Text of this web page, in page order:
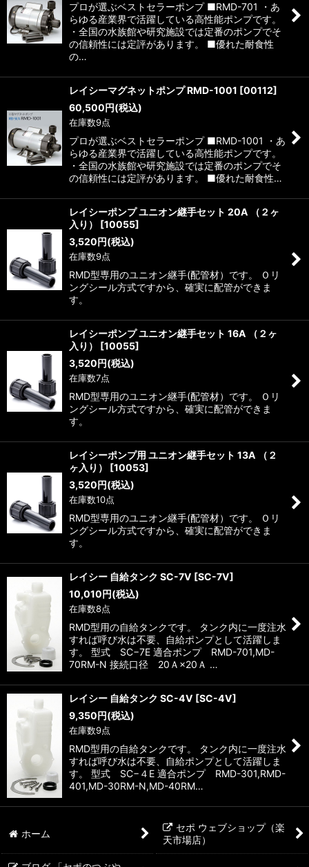
プロが選ぶベストセラーポンプ ■RMD-701 ・あ
らゆる産業界で活躍している高性能ポンプです。
・全国の水族館や研究施設では定番のポンプでそ
の信頼性には定評があります。 ■優れた耐食性
の…
レイシーマグネットポンプ RMD-1001 [00112]
60,500円(税込)
在庫数9点
プロが選ぶベストセラーポンプ ■RMD-1001 ・あ
らゆる産業界で活躍している高性能ポンプです。
・全国の水族館や研究施設では定番のポンプでそ
の信頼性には定評があります。 ■優れた耐食性…
レイシーポンプ ユニオン継手セット 20A （２ヶ
入り）
[10055]
3,520円(税込)
在庫数9点
RMD型専用のユニオン継手(配管材）です。 Ｏリ
ングシール方式ですから、確実に配管ができま
す。
レイシーポンプ ユニオン継手セット 16A （２ヶ
入り）
[10055]
3,520円(税込)
在庫数7点
RMD型専用のユニオン継手(配管材）です。 Ｏリ
ングシール方式ですから、確実に配管ができま
す。
レイシーポンプ用 ユニオン継手セット 13A （２
ヶ入り）
[10053]
3,520円(税込)
在庫数10点
RMD型専用のユニオン継手(配管材）です。 Ｏリ
ングシール方式ですから、確実に配管ができま
す。
レイシー 自給タンク SC-7V [SC-7V]
10,010円(税込)
在庫数8点
RMD型用の自給タンクです。 タンク内に一度注水
すれば呼び水は不要、自給ポンプとして活躍しま
す。 型式 SC−7E 適合ポンプ RMD-701,MD-
70RM-N 接続口径 20Ａ×20Ａ …
レイシー 自給タンク SC-4V [SC-4V]
9,350円(税込)
在庫数9点
RMD型用の自給タンクです。 タンク内に一度注水
すれば呼び水は不要、自給ポンプとして活躍しま
す。 型式 SC−４E 適合ポンプ RMD-301,RMD-
401,MD-30RM-N,MD-40RM…
ホーム
セポ ウェブショップ（楽
天市場店）